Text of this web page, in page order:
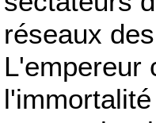
réseaux
L'empereur